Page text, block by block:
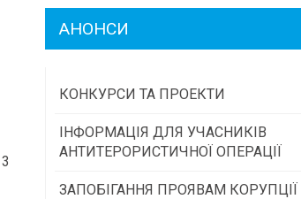
АНОНСИ
КОНКУРСИ ТА ПРОЕКТИ
Конкурс проектів та програм
самоврядування
ІНФОРМАЦІЯ ДЛЯ УЧАСНИКІВ
АНТИТЕРОРИСТИЧНОЇ ОПЕРАЦІЇ
ЗАПОБІГАННЯ ПРОЯВАМ КОРУПЦІЇ